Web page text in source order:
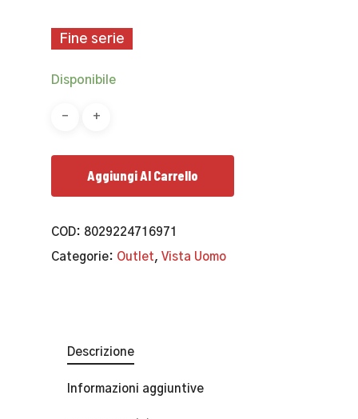
originale
era:
Fine serie
Disponibile
Aggiungi Al Carrello
COD: 8029224716971
Categorie: Outlet, Vista Uomo
Descrizione
Informazioni aggiuntive